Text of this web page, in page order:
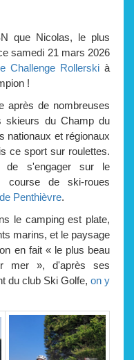
que Nicolas, le plus
samedi 21 mars 2026
Challenge Rollerski à
!
après de nombreuses
skieurs du Champ du
nationaux et régionaux
ce sport sur roulettes.
de s'engager sur le
course de ski-roues
Penthièvre.
le camping est plate,
marins, et le paysage
en fait « le plus beau
mer », d'après ses
du club Ski Golfe, on y